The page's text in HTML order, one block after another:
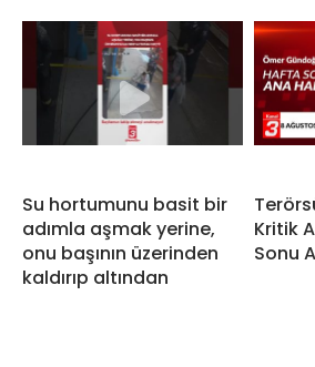
Su hortumunu basit bir
adımla aşmak yerine,
onu başının üzerinden
kaldırıp altından
Kritik
Sonu